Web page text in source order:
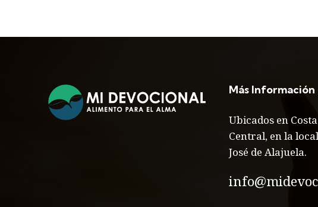
Más Información
Ubicados en
Central, en la
José de Alajuela.